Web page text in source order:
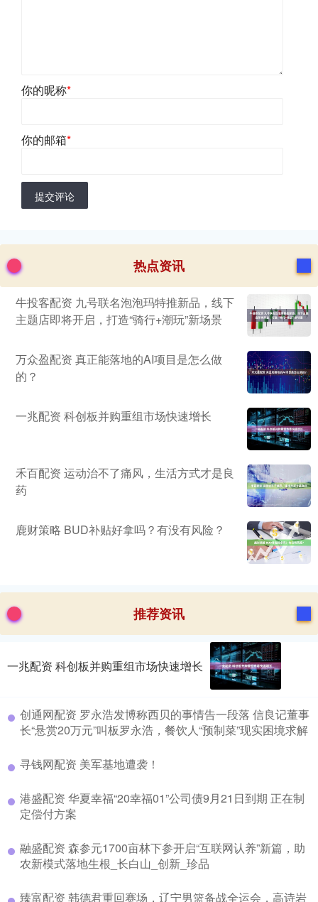
你的昵称*
你的邮箱*
提交评论
热点资讯
牛投客配资 九号联名泡泡玛特推新品，线下
主题店即将开启，打造“骑行+潮玩”新场景
万众盈配资 真正能落地的AI项目是怎么做
的？
一兆配资 科创板并购重组市场快速增长
禾百配资 运动治不了痛风，生活方式才是良
药
鹿财策略 BUD补贴好拿吗？有没有风险？
推荐资讯
一兆配资 科创板并购重组市场快速增长
创通网配资 罗永浩发博称西贝的事情告一段落 信良记董事
长“悬赏20万元”叫板罗永浩，餐饮人“预制菜”现实困境求解
寻钱网配资 美军基地遭袭！
港盛配资 华夏幸福“20幸福01”公司债9月21日到期 正在制
定偿付方案
融盛配资 森参元1700亩林下参开启“互联网认养”新篇，助
农新模式落地生根_长白山_创新_珍品
臻富配资 韩德君重回赛场，辽宁男篮备战全运会，高诗岩